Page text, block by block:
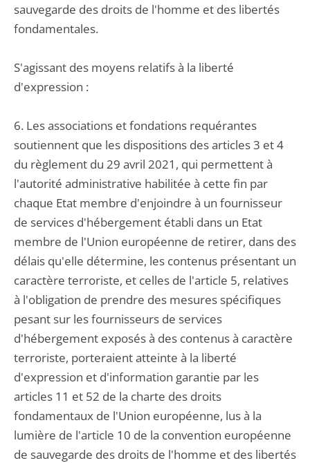
sauvegarde des droits de l'homme et des libertés
fondamentales.
S'agissant des moyens relatifs à la liberté
d'expression :
6. Les associations et fondations requérantes
soutiennent que les dispositions des articles 3 et 4
du règlement du 29 avril 2021, qui permettent à
l'autorité administrative habilitée à cette fin par
chaque Etat membre d'enjoindre à un fournisseur
de services d'hébergement établi dans un Etat
membre de l'Union européenne de retirer, dans des
délais qu'elle détermine, les contenus présentant un
caractère terroriste, et celles de l'article 5, relatives
à l'obligation de prendre des mesures spécifiques
pesant sur les fournisseurs de services
d'hébergement exposés à des contenus à caractère
terroriste, porteraient atteinte à la liberté
d'expression et d'information garantie par les
articles 11 et 52 de la charte des droits
fondamentaux de l'Union européenne, lus à la
lumière de l'article 10 de la convention européenne
de sauvegarde des droits de l'homme et des libertés